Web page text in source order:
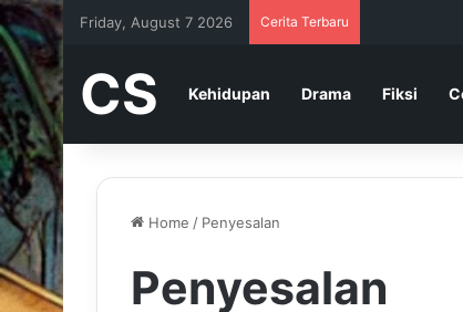
Friday, August 7 2026 Cerita Terbaru
CS Kehidupan Drama Fiksi
Home / Penyesalan
Penyesalan